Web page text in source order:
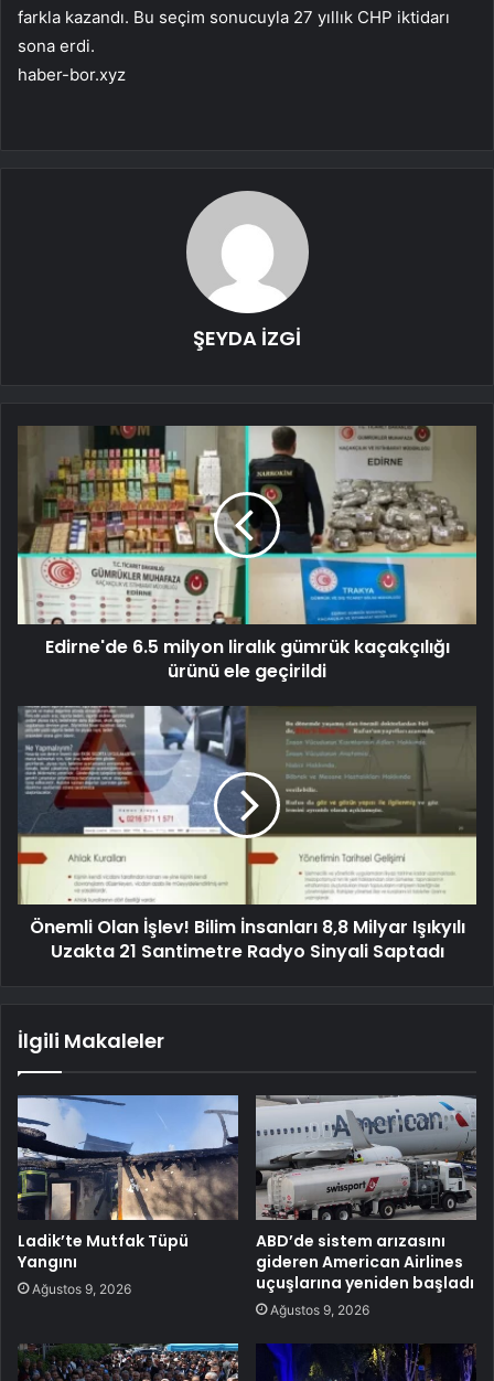
farkla kazandı. Bu seçim sonucuyla 27 yıllık CHP iktidarı
sona erdi.
haber-bor.xyz
ŞEYDA İZGİ
Edirne'de 6.5 milyon liralık gümrük kaçakçılığı
ürünü ele geçirildi
Önemli Olan İşlev! Bilim İnsanları 8,8 Milyar Işıkyılı
Uzakta 21 Santimetre Radyo Sinyali Saptadı
İlgili Makaleler
Ladik’te Mutfak Tüpü
Yangını
Ağustos 9, 2026
ABD’de sistem arızasını
gideren American Airlines
uçuşlarına yeniden başladı
Ağustos 9, 2026